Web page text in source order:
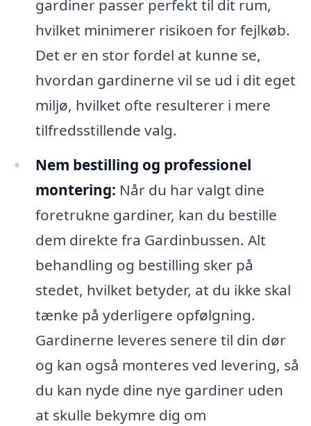
gardiner passer perfekt til dit rum,
hvilket minimerer risikoen for fejlkøb.
Det er en stor fordel at kunne se,
hvordan gardinerne vil se ud i dit eget
miljø, hvilket ofte resulterer i mere
tilfredsstillende valg.
Nem bestilling og professionel
montering: Når du har valgt dine
foretrukne gardiner, kan du bestille
dem direkte fra Gardinbussen. Alt
behandling og bestilling sker på
stedet, hvilket betyder, at du ikke skal
tænke på yderligere opfølgning.
Gardinerne leveres senere til din dør
og kan også monteres ved levering, så
du kan nyde dine nye gardiner uden
at skulle bekymre dig om